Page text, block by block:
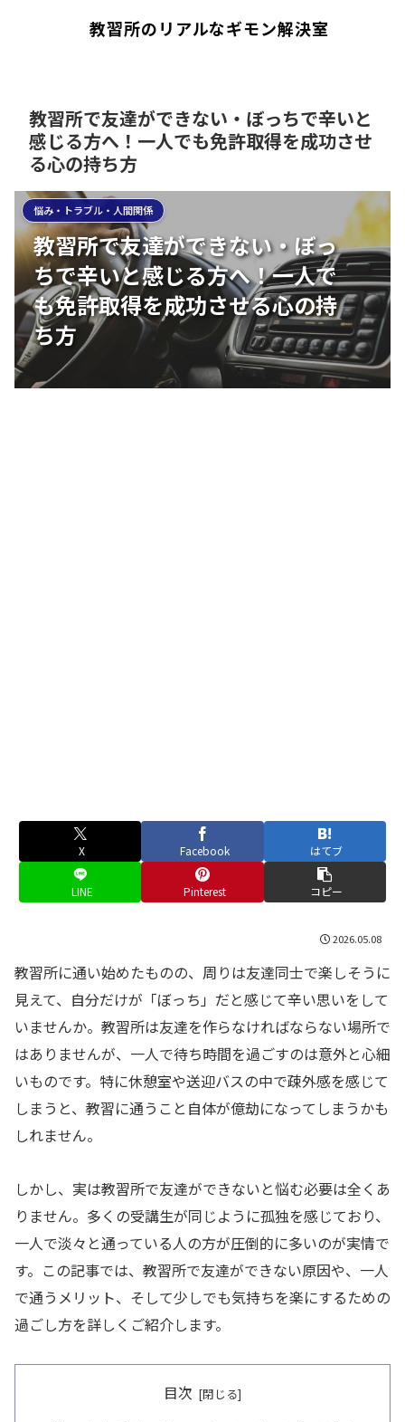
教習所のリアルなギモン解決室
教習所で友達ができない・ぼっちで辛いと
感じる方へ！一人でも免許取得を成功させ
る心の持ち方
教習所で友達ができない・ぼっ
ちで辛いと感じる方へ！一人で
も免許取得を成功させる心の持
ち方
悩み・トラブル・人間関係
X Facebook はてブ
LINE Pinterest コピー
2026.05.08
教習所に通い始めたものの、周りは友達同士で楽しそうに
見えて、自分だけが「ぼっち」だと感じて辛い思いをして
いませんか。教習所は友達を作らなければならない場所で
はありませんが、一人で待ち時間を過ごすのは意外と心細
いものです。特に休憩室や送迎バスの中で疎外感を感じて
しまうと、教習に通うこと自体が億劫になってしまうかも
しれません。
しかし、実は教習所で友達ができないと悩む必要は全くあ
りません。多くの受講生が同じように孤独を感じており、
一人で淡々と通っている人の方が圧倒的に多いのが実情で
す。この記事では、教習所で友達ができない原因や、一人
で通うメリット、そして少しでも気持ちを楽にするための
過ごし方を詳しくご紹介します。
目次